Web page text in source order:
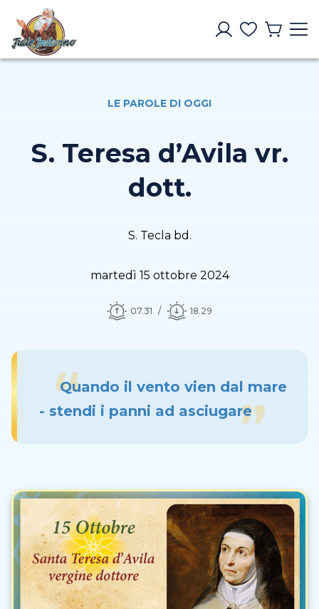
LE PAROLE DI OGGI
S. Teresa d’Avila vr.
dott.
S. Tecla bd.
martedì 15 ottobre 2024
07.31 18.29
Quando il vento vien dal mare
- stendi i panni ad asciugare